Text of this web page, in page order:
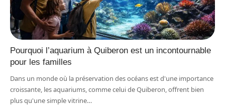
Pourquoi l’aquarium à Quiberon est un incontournable
pour les familles
Dans un monde où la préservation des océans est d'une importance
croissante, les aquariums, comme celui de Quiberon, offrent bien
plus qu'une simple vitrine…